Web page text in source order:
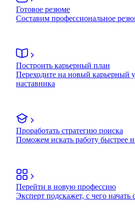
Готовое резюме
Составим профессиональное
Построить карьерный план
Переходите на новый карьерный
наставника
Проработать стратегию поиска
Поможем искать работу быстрее
Перейти в новую профессию
Эксперт подскажет, с чего начать